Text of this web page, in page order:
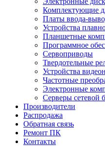
Комплектующие
Платы ввода-
Устройства
Планшетные
Программное
Сервоприводы
Твердотельные
Устройства
Частотные
Электронные
Серверы сетевой
Производители
Распродажа
Обратная связь
Ремонт ПК
Контакты